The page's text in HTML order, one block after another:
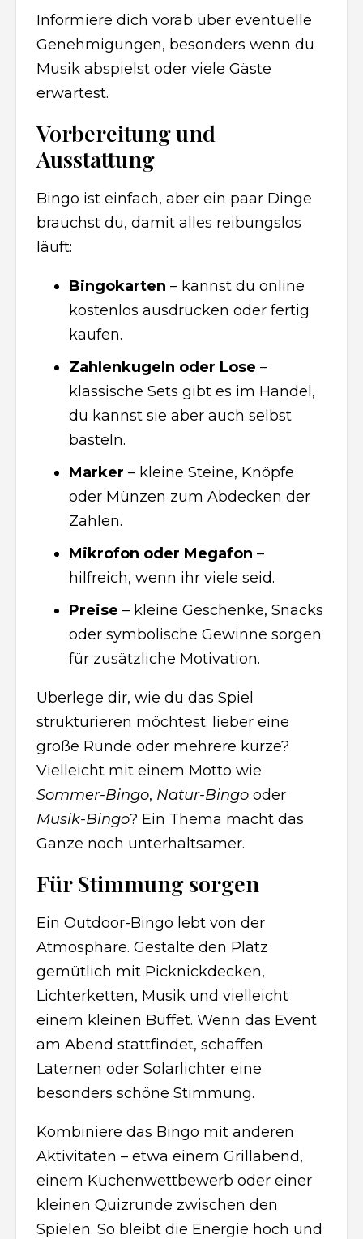
Informiere dich vorab über eventuelle
Genehmigungen, besonders wenn du
Musik abspielst oder viele Gäste
erwartest.
Vorbereitung und
Ausstattung
Bingo ist einfach, aber ein paar Dinge
brauchst du, damit alles reibungslos
läuft:
Bingokarten – kannst du online
kostenlos ausdrucken oder fertig
kaufen.
Zahlenkugeln oder Lose –
klassische Sets gibt es im Handel,
du kannst sie aber auch selbst
basteln.
Marker – kleine Steine, Knöpfe
oder Münzen zum Abdecken der
Zahlen.
Mikrofon oder Megafon –
hilfreich, wenn ihr viele seid.
Preise – kleine Geschenke, Snacks
oder symbolische Gewinne sorgen
für zusätzliche Motivation.
Überlege dir, wie du das Spiel
strukturieren möchtest: lieber eine
große Runde oder mehrere kurze?
Vielleicht mit einem Motto wie
Sommer-Bingo, Natur-Bingo oder
Musik-Bingo? Ein Thema macht das
Ganze noch unterhaltsamer.
Für Stimmung sorgen
Ein Outdoor-Bingo lebt von der
Atmosphäre. Gestalte den Platz
gemütlich mit Picknickdecken,
Lichterketten, Musik und vielleicht
einem kleinen Buffet. Wenn das Event
am Abend stattfindet, schaffen
Laternen oder Solarlichter eine
besonders schöne Stimmung.
Kombiniere das Bingo mit anderen
Aktivitäten – etwa einem Grillabend,
einem Kuchenwettbewerb oder einer
kleinen Quizrunde zwischen den
Spielen. So bleibt die Energie hoch und